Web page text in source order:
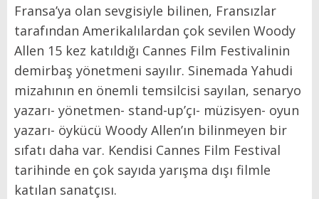
Fransa’ya olan sevgisiyle bilinen, Fransızlar
tarafından Amerikalılardan çok sevilen Woody
Allen 15 kez katıldığı Cannes Film Festivalinin
demirbaş yönetmeni sayılır. Sinemada Yahudi
mizahının en önemli temsilcisi sayılan, senaryo
yazarı- yönetmen- stand-up’çı- müzisyen- oyun
yazarı- öykücü Woody Allen’ın bilinmeyen bir
sıfatı daha var. Kendisi Cannes Film Festival
tarihinde en çok sayıda yarışma dışı filmle
katılan sanatçısı.